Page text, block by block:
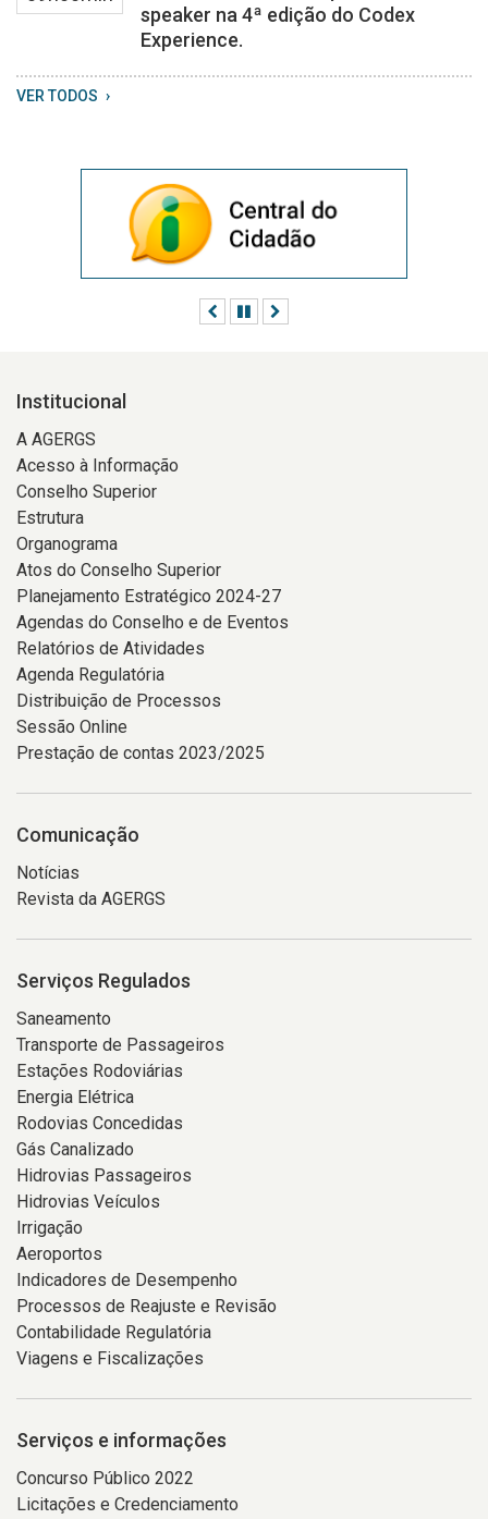
speaker na 4ª edição do Codex
Experience.
VER TODOS
AnteriorPausar
Institucional
A AGERGS
Acesso à Informação
Conselho Superior
Estrutura
Organograma
Atos do Conselho Superior
Planejamento Estratégico 2024-27
Agendas do Conselho e de Eventos
Relatórios de Atividades
Agenda Regulatória
Distribuição de Processos
Sessão Online
Prestação de contas 2023/2025
Comunicação
Notícias
Revista da AGERGS
Serviços Regulados
Saneamento
Transporte de Passageiros
Estações Rodoviárias
Energia Elétrica
Rodovias Concedidas
Gás Canalizado
Hidrovias Passageiros
Hidrovias Veículos
Irrigação
Aeroportos
Indicadores de Desempenho
Processos de Reajuste e Revisão
Contabilidade Regulatória
Viagens e Fiscalizações
Serviços e informações
Concurso Público 2022
Licitações e Credenciamento